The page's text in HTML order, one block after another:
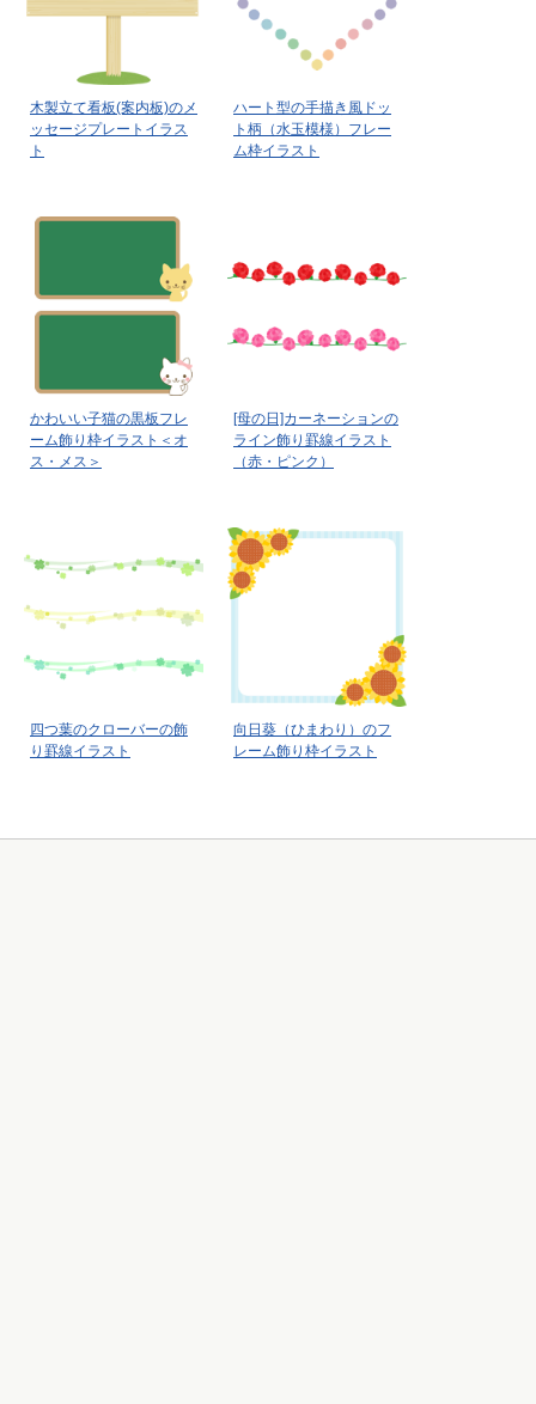
木製立て看板(案内板)のメ
ッセージプレートイラス
ト
ハート型の手描き風ドッ
ト柄（水玉模様）フレー
ム枠イラスト
かわいい子猫の黒板フレ
ーム飾り枠イラスト＜オ
ス・メス＞
[母の日]カーネーションの
ライン飾り罫線イラスト
（赤・ピンク）
四つ葉のクローバーの飾
り罫線イラスト
向日葵（ひまわり）のフ
レーム飾り枠イラスト